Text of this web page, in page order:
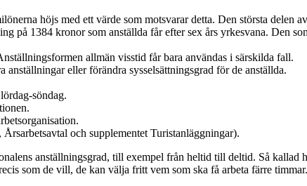
höjs med ett värde som motsvarar detta. Den största delen
på 1384 kronor som anställda får efter sex års yrkesvana. Den
allmän visstid får bara användas i särskilda fall.
eller förändra sysselsättningsgrad för de anställda.
söndag.
och supplementet Turistanläggningar).
anställningsgrad, till exempel från heltid till deltid. Så kallad
som de vill, de kan välja fritt vem som ska få arbeta färre